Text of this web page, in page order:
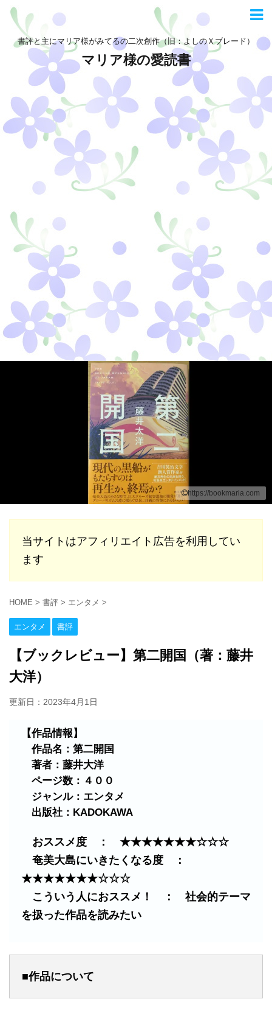
書評と主にマリア様がみてるの二次創作（旧：よしのＸブレード）
マリア様の愛読書
https://bookmaria.com
当サイトはアフィリエイト広告を利用してい
ます
HOME > 書評 > エンタメ >
エンタメ 書評
【ブックレビュー】第二開国（著：藤井
大洋）
更新日： 2023年4月1日
【作品情報】
作品名：第二開国
著者：藤井大洋
ページ数：４００
ジャンル：エンタメ
出版社：KADOKAWA
おススメ度 ： ★★★★★★★☆☆☆
奄美大島にいきたくなる度 ：
★★★★★★★☆☆☆
こういう人におススメ！ ： 社会的テーマ
を扱った作品を読みたい
■作品について